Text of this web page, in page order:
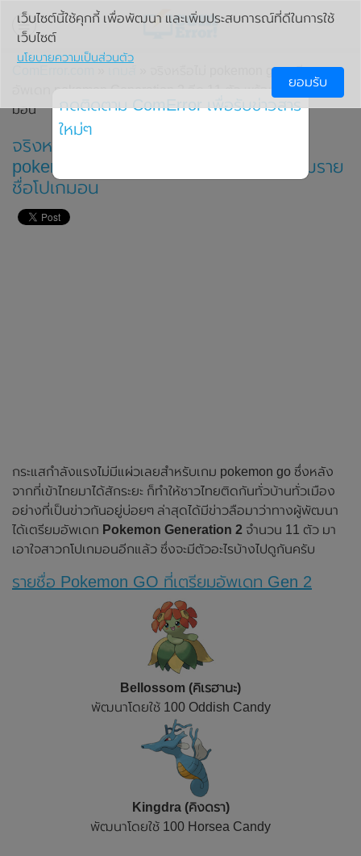
» จริงหรือไม่ pokemon go เตรียม
อัพเดท pokemon Generation 2 อีก 11 ตัว พร้อมรายชื่อโปเก
มอน
จริงหรือไม่ pokemon go เตรียมอัพเดท
pokemon Generation 2 อีก 11 ตัว พร้อมราย
ชื่อโปเกมอน
กระแสกำลังแรงไม่มีแผ่วเลยสำหรับเกม pokemon go ซึ่งหลัง
จากที่เข้าไทยมาได้สักระยะ ก็ทำให้ชาวไทยติดกันทั่วบ้านทั่วเมือง
อย่างที่เป็นข่าวกันอยู่บ่อยๆ ล่าสุดได้มีข่าวลือมาว่าทางผู้พัฒนา
ได้เตรียมอัพเดท Pokemon Generation 2 จำนวน 11 ตัว มา
เอาใจสาวกโปเกมอนอีกแล้ว ซึ่งจะมีตัวอะไรบ้างไปดูกันครับ
รายชื่อ Pokemon GO ที่เตรียมอัพเดท Gen 2
Bellossom (คิเรฮานะ)
พัฒนาโดยใช้ 100 Oddish Candy
Kingdra (คิงดรา)
พัฒนาโดยใช้ 100 Horsea Candy
เว็บไซต์นี้ใช้คุกกี้ เพื่อพัฒนา และเพิ่มประสบการณ์ที่ดีในการใช้
เว็บไซต์
นโยบายความเป็นส่วนตัว
ยอมรับ
กดติดตาม ComError เพื่อรับข่าวสาร
ใหม่ๆ